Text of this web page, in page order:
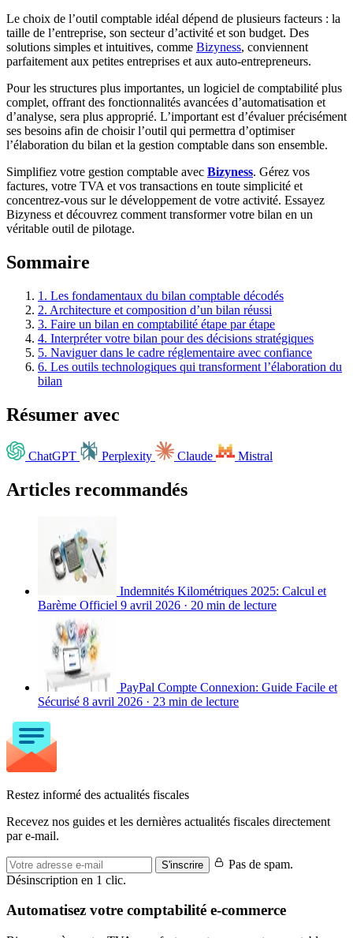
Le choix de l’outil comptable idéal dépend de plusieurs facteurs : la
taille de l’entreprise, son secteur d’activité et son budget. Des
solutions simples et intuitives, comme Bizyness, conviennent
parfaitement aux petites entreprises et aux auto-entrepreneurs.
Pour les structures plus importantes, un logiciel de comptabilité plus
complet, offrant des fonctionnalités avancées d’automatisation et
d’analyse, sera plus approprié. L’important est d’évaluer précisément
ses besoins afin de choisir l’outil qui permettra d’optimiser
l’élaboration du bilan et la gestion comptable dans son ensemble.
Simplifiez votre gestion comptable avec Bizyness. Gérez vos
factures, votre TVA et vos transactions en toute simplicité et
concentrez-vous sur le développement de votre activité. Essayez
Bizyness et découvrez comment transformer votre bilan en un
véritable outil de pilotage.
Sommaire
1. Les fondamentaux du bilan comptable décodés
2. Architecture et composition d’un bilan réussi
3. Faire un bilan en comptabilité étape par étape
4. Interpréter votre bilan pour des décisions stratégiques
5. Naviguer dans le cadre réglementaire avec confiance
6. Les outils technologiques qui transforment l’élaboration du
bilan
Résumer avec
ChatGPT Perplexity Claude Mistral
Articles recommandés
Indemnités Kilométriques 2025: Calcul et
Barème Officiel 9 avril 2026 · 20 min de lecture
PayPal Compte Connexion: Guide Facile et
Sécurisé 8 avril 2026 · 23 min de lecture
Restez informé des actualités fiscales
Recevez nos guides et les dernières actualités fiscales directement
par e-mail.
S'inscrire
Pas de spam.
Désinscription en 1 clic.
Automatisez votre comptabilité e-commerce